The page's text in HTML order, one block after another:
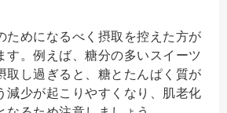
ためになるべく摂取を控えた方が
す。例えば、糖分の多いスイーツ
取し過ぎると、糖とたんぱく質が
減少が起こりやすくなり、肌老化